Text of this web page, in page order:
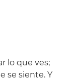
lo que ves;
se siente. Y